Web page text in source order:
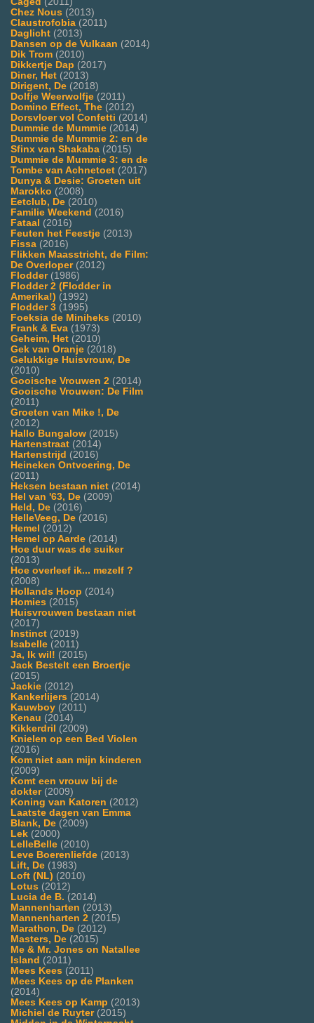
Chez Nous (2013)
Claustrofobia (2011)
Daglicht (2013)
Dansen op de Vulkaan (2014)
Dik Trom (2010)
Dikkertje Dap (2017)
Diner, Het (2013)
Dirigent, De (2018)
Dolfje Weerwolfje (2011)
Domino Effect, The (2012)
Dorsvloer vol Confetti (2014)
Dummie de Mummie (2014)
Dummie de Mummie 2: en de
Sfinx van Shakaba (2015)
Dummie de Mummie 3: en de
Tombe van Achnetoet (2017)
Dunya & Desie: Groeten uit
Marokko (2008)
Eetclub, De (2010)
Familie Weekend (2016)
Fataal (2016)
Feuten het Feestje (2013)
Fissa (2016)
Flikken Maasstricht, de Film:
De Overloper(2012)
Flodder(1986)
Flodder 2 (Flodder in
Amerika!) (1992)
Flodder 3 (1995)
Foeksia de Miniheks (2010)
Frank & Eva (1973)
Geheim, Het (2010)
Gek van Oranje (2018)
Gelukkige Huisvrouw, De
(2010)
Gooische Vrouwen 2 (2014)
Gooische Vrouwen: De Film
(2011)
Groeten van Mike !, De
(2012)
Hallo Bungalow (2015)
Hartenstraat (2014)
Hartenstrijd (2016)
Heineken Ontvoering, De
(2011)
Heksen bestaan niet (2014)
Hel van '63, De (2009)
Held, De (2016)
HelleVeeg, De (2016)
Hemel (2012)
Hemel op Aarde (2014)
Hoe duur was de suiker
(2013)
Hoe overleef ik... mezelf ?
(2008)
Hollands Hoop (2014)
Homies (2015)
Huisvrouwen bestaan niet
(2017)
Instinct (2019)
Isabelle (2011)
Ja, Ik wil! (2015)
Jack Bestelt een Broertje
(2015)
Jackie (2012)
Kankerlijers (2014)
Kauwboy (2011)
Kenau (2014)
Kikkerdril (2009)
Knielen op een Bed Violen
(2016)
Kom niet aan mijn kinderen
(2009)
Komt een vrouw bij de
dokter(2009)
Koning van Katoren (2012)
Laatste dagen van Emma
Blank, De (2009)
Lek (2000)
LelleBelle (2010)
Leve Boerenliefde (2013)
Lift, De (1983)
Loft (NL) (2010)
Lotus (2012)
Lucia de B. (2014)
Mannenharten (2013)
Mannenharten 2 (2015)
Marathon, De (2012)
Masters, De (2015)
Me & Mr. Jones on Natallee
Island (2011)
Mees Kees (2011)
Mees Kees op de Planken
(2014)
Mees Kees op Kamp (2013)
Michiel de Ruyter(2015)